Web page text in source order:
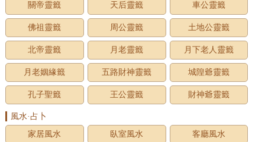
關帝靈籤 天后靈籤 車公靈籤
佛祖靈籤 周公靈籤 土地公靈籤
北帝靈籤 月老靈籤 月下老人靈籤
月老姻緣籤 五路財神靈籤 城隍爺靈籤
孔子聖籤 王公靈籤 財神爺靈籤
風水·占卜
家居風水
臥室風水 客廳風水